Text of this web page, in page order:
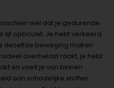
wel dat je gedurende
lijf opbouwt. Je hebt verkeerd
dezelfde beweging maken
overbelast raakt, je hebt
en voelt je van binnen
aan schadelijke stoffen.